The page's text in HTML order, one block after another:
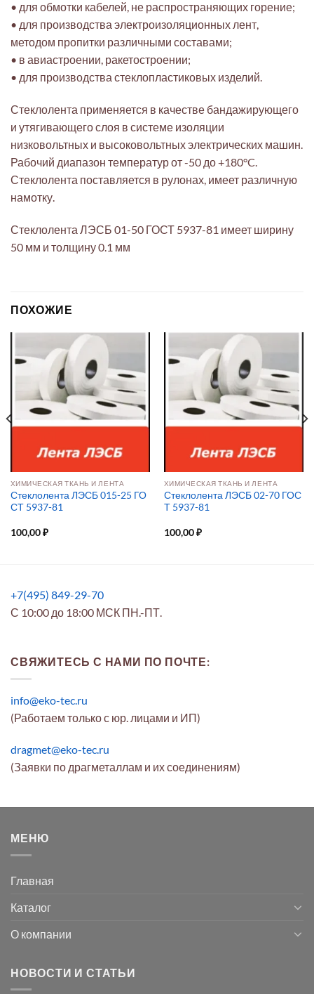
• для обмотки кабелей, не распространяющих горение;
• для производства электроизоляционных лент,
методом пропитки различными составами;
• в авиастроении, ракетостроении;
• для производства стеклопластиковых изделий.
Стеклолента применяется в качестве бандажирующего
и утягивающего слоя в системе изоляции
низковольтных и высоковольтных электрических машин.
Рабочий диапазон температур от -50 до +180°C.
Стеклолента поставляется в рулонах, имеет различную
намотку.
Стеклолента ЛЭСБ 01-50 ГОСТ 5937-81 имеет ширину
50 мм и толщину 0.1 мм
ПОХОЖИЕ
ХИМИЧЕСКАЯ ТКАНЬ И ЛЕНТА
Стеклолента ЛЭСБ 015-25 ГО
СТ 5937-81
100,00₽
ХИМИЧЕСКАЯ ТКАНЬ И ЛЕНТА
Стеклолента ЛЭСБ 02-70 ГОС
Т 5937-81
100,00₽
+7(495) 849-29-70
С 10:00 до 18:00 МСК ПН.-ПТ.
СВЯЖИТЕСЬ С НАМИ ПО ПОЧТЕ:
info@eko-tec.ru
(Работаем только с юр. лицами и ИП)
dragmet@eko-tec.ru
(Заявки по драгметаллам и их соединениям)
МЕНЮ
Главная
Каталог
О компании
НОВОСТИ И СТАТЬИ